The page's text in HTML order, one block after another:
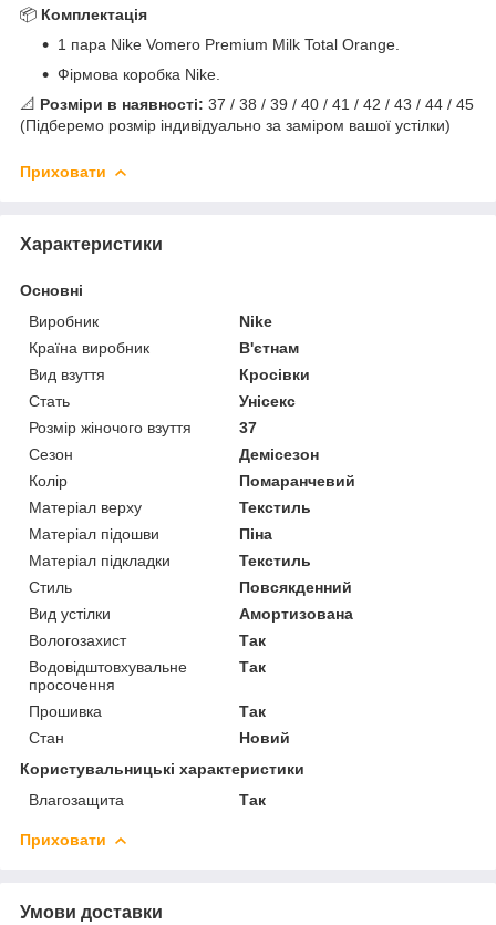
📦 Комплектація
1 пара Nike Vomero Premium Milk Total Orange.
Фірмова коробка Nike.
📐 Розміри в наявності: 37 / 38 / 39 / 40 / 41 / 42 / 43 / 44 / 45
(Підберемо розмір індивідуально за заміром вашої устілки)
Приховати
Характеристики
Основні
Виробник
Nike
Країна виробник
В'єтнам
Вид взуття
Кросівки
Стать
Унісекс
Розмір жіночого взуття
37
Сезон
Демісезон
Колір
Помаранчевий
Матеріал верху
Текстиль
Матеріал підошви
Піна
Матеріал підкладки
Текстиль
Стиль
Повсякденний
Вид устілки
Амортизована
Вологозахист
Так
Водовідштовхувальне
просочення
Так
Прошивка
Так
Стан
Новий
Користувальницькі характеристики
Влагозащита
Так
Приховати
Умови доставки